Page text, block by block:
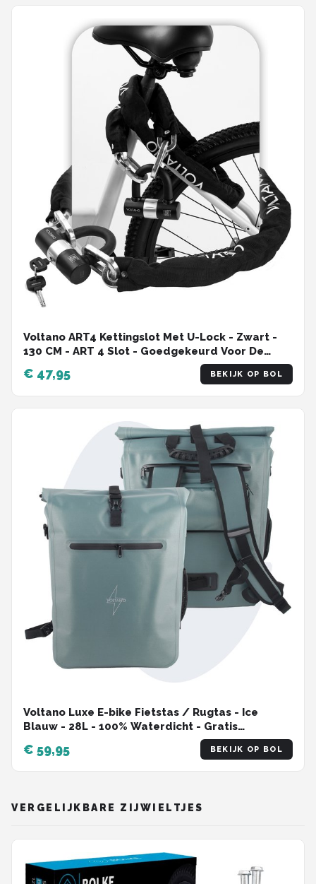
Voltano ART4 Kettingslot Met U-Lock - Zwart -
130 CM - ART 4 Slot - Goedgekeurd Voor De
Fiets, Scooter en Motor Verzekering -
Scooterslot / Brommerslot / Motorslot
€ 47,95 BEKIJK OP BOL
Voltano Luxe E-bike Fietstas / Rugtas - Ice
Blauw - 28L - 100% Waterdicht - Gratis
Schouderband - Met Groot Laptop Vak
€ 59,95 BEKIJK OP BOL
VERGELIJKBARE ZIJWIELTJES